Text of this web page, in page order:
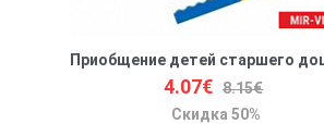
4.07€ 8.15€
Скидка 50%